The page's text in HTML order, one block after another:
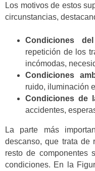
Los motivos de estos
circunstancias,
Condiciones
repetición de los
incómodas,
Condiciones
ruido, iluminación
Condiciones de
accidentes,
La parte más
descanso, que trata de
resto de componentes
condiciones. En la